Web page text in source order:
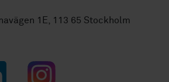
1E, 113 65 Stockholm
Instagram